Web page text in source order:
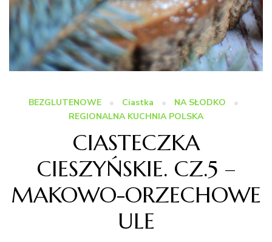
BEZGLUTENOWE Ciastka
NA SŁODKO
REGIONALNA KUCHNIA POLSKA
CIASTECZKA
CIESZYŃSKIE. CZ.5 –
MAKOWO-ORZECHOWE
ULE